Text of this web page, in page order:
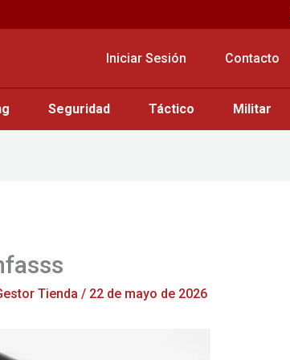
Iniciar Sesión Contacto
Seguridad Táctico Militar
Tienda / 22 de mayo de 2026